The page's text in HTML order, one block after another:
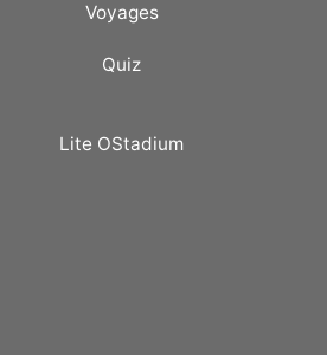
Voyages
Quiz
Lite OStadium